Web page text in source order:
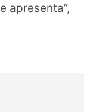
apresenta”,